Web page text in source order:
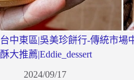
台中東區|吳美珍餅行-傳統市場
酥大推薦|Eddie_dessert
2024/09/17